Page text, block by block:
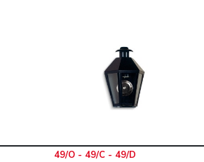
49/O - 49/C - 49/D